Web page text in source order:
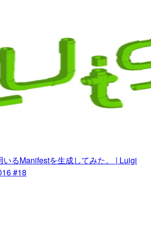
るManifestを生成してみた。 | Luigi
#18